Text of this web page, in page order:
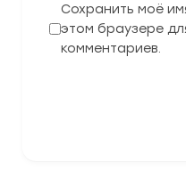
Сохранить моё
этом браузере
комментариев.